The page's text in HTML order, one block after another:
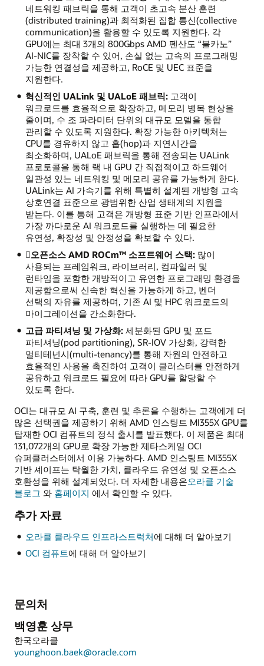
네트워킹 패브릭을 통해 고객이 초고속 분산 훈련
(distributed training)과 최적화된 집합 통신(collective
communication)을 활용할 수 있도록 지원한다. 각
GPU에는 최대 3개의 800Gbps AMD 펜산도 “불카노”
AI-NIC를 장착할 수 있어, 손실 없는 고속의 프로그래밍
가능한 연결성을 제공하고, RoCE 및 UEC 표준을
지원한다.
혁신적인 UALink 및 UALoE 패브릭:고객이
워크로드를 효율적으로 확장하고, 메모리 병목 현상을
줄이며, 수 조 파라미터 단위의 대규모 모델을 통합
관리할 수 있도록 지원한다. 확장 가능한 아키텍처는
CPU를 경유하지 않고 홉(hop)과 지연시간을
최소화하며, UALoE 패브릭을 통해 전송되는 UALink
프로토콜을 통해 랙 내 GPU 간 직접적이고 하드웨어
일관성 있는 네트워킹 및 메모리 공유를 가능하게 한다.
UALink는 AI 가속기를 위해 특별히 설계된 개방형 고속
상호연결 표준으로 광범위한 산업 생태계의 지원을
받는다. 이를 통해 고객은 개방형 표준 기반 인프라에서
가장 까다로운 AI 워크로드를 실행하는 데 필요한
유연성, 확장성 및 안정성을 확보할 수 있다.
오픈소스 AMD ROCm™ 소프트웨어 스택:많이
사용되는 프레임워크, 라이브러리, 컴파일러 및
런타임을 포함한 개방적이고 유연한 프로그래밍 환경을
제공함으로써 신속한 혁신을 가능하게 하고, 벤더
선택의 자유를 제공하며, 기존 AI 및 HPC 워크로드의
마이그레이션을 간소화한다.
고급 파티셔닝 및 가상화:세분화된 GPU 및 포드
파티셔닝(pod partitioning), SR-IOV 가상화, 강력한
멀티테넌시(multi-tenancy)를 통해 자원의 안전하고
효율적인 사용을 촉진하여 고객이 클러스터를 안전하게
공유하고 워크로드 필요에 따라 GPU를 할당할 수
있도록 한다.
OCI는 대규모 AI 구축, 훈련 및 추론을 수행하는 고객에게 더
많은 선택권을 제공하기 위해 AMD 인스팅트 MI355X GPU를
탑재한 OCI 컴퓨트의 정식 출시를 발표했다. 이 제품은 최대
131,072개의 GPU로 확장 가능한 제타스케일 OCI
슈퍼클러스터에서 이용 가능하다. AMD 인스팅트 MI355X
기반 셰이프는 탁월한 가치, 클라우드 유연성 및 오픈소스
호환성을 위해 설계되었다. 더 자세한 내용은오라클 기술
블로그 와 홈페이지 에서 확인할 수 있다.
추가 자료
오라클 클라우드 인프라스트럭처에 대해 더 알아보기
OCI 컴퓨트에 대해 더 알아보기
문의처
백영훈 상무
한국오라클
younghoon.baek@oracle.com